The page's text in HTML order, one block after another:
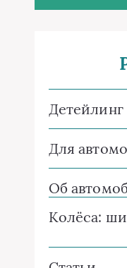
Детейлинг
Для
Об
Колёса: